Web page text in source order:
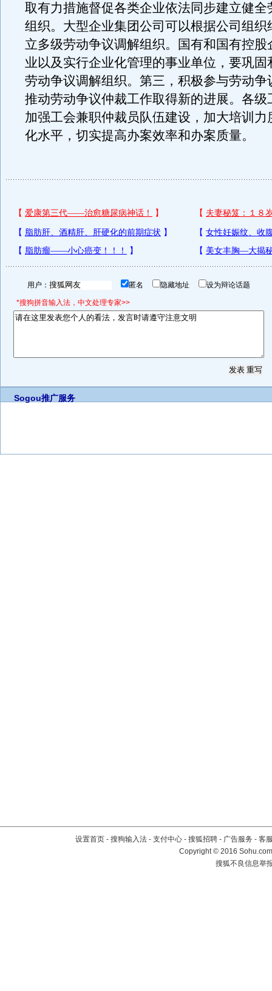
取有力措施督促各类企业依法同步建立健全
组织。大型企业集团公司可以根据公司组织
立多级劳动争议调解组织。国有和国有控股
业以及实行企业化管理的事业单位，要巩固
劳动争议调解组织。第三，积极参与劳动争
推动劳动争议仲裁工作取得新的进展。各级
加强工会兼职仲裁员队伍建设，加大培训力
化水平，切实提高办案效率和办案质量。
用户： 匿名 隐藏地址 设为辩论话题
*搜狗拼音输入法，中文处理专家>>
Sogou推广服务
设置首页 - 搜狗输入法 - 支付中心 - 搜狐招聘 - 广告服务 - 客
Copyright©2016
搜狐不良信息举